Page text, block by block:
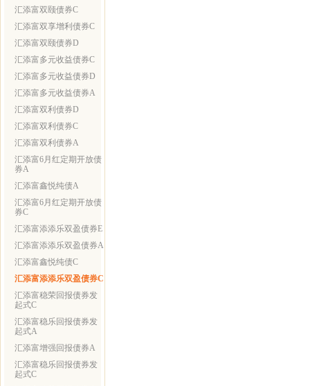
汇添富双颐债券C
汇添富双享增利债券C
汇添富双颐债券D
汇添富多元收益债券C
汇添富多元收益债券D
汇添富多元收益债券A
汇添富双利债券D
汇添富双利债券C
汇添富双利债券A
汇添富6月红定期开放债
券A
汇添富鑫悦纯债A
汇添富6月红定期开放债
券C
汇添富添添乐双盈债券E
汇添富添添乐双盈债券A
汇添富鑫悦纯债C
汇添富添添乐双盈债券C
汇添富稳荣回报债券发
起式C
汇添富稳乐回报债券发
起式A
汇添富增强回报债券A
汇添富稳乐回报债券发
起式C